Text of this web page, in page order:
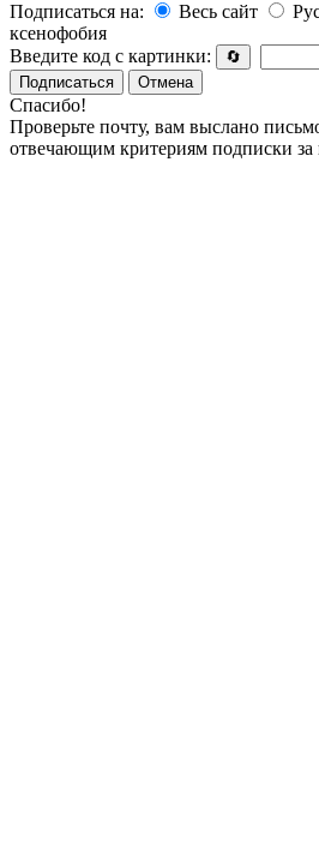
Подписаться на:
Весь сайт
ксенофобия
Введите код с картинки:
🔄
Подписаться
Отмена
Спасибо!
Проверьте почту, вам выслано
отвечающим критериям подписки за